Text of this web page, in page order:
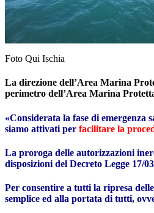
Foto Qui Ischia
La direzione dell’Area Marina
perimetro dell’Area Marina
«Considerata la fase di emergenza
siamo attivati per facilitare la
La proroga delle autorizzazioni
disposizioni del Decreto Legge 17/
Per consentire a tutti la ripresa
semplice ed alla portata di tutti,